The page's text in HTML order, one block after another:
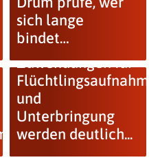
sich lange
bindet…
Zuwendungen für
Flüchtlingsaufnahme
und
Unterbringung
werden deutlich...